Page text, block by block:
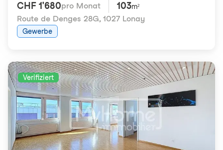
CHF 1'680pro Monat 103m²
Route de Denges 28G, 1027 Lonay
Gewerbe
Verifiziert